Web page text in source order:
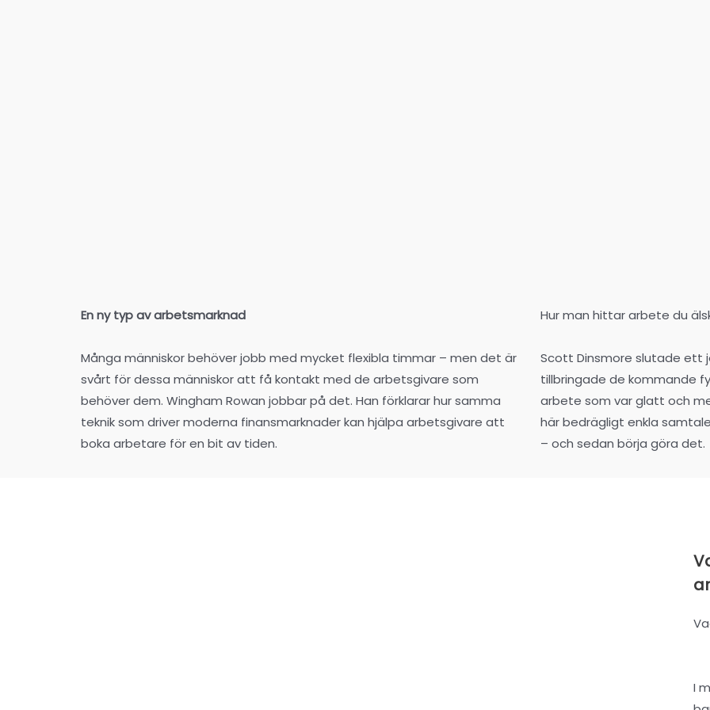
En ny typ av arbetsmarknad
Många människor behöver jobb med mycket flexibla timmar – men det är
svårt för dessa människor att få kontakt med de arbetsgivare som
behöver dem. Wingham Rowan jobbar på det. Han förklarar hur samma
teknik som driver moderna finansmarknader kan hjälpa arbetsgivare att
boka arbetare för en bit av tiden.
Hur man hittar arbete du
Scott Dinsmore slutade ett
tillbringade de kommande
arbete som var glatt och
här bedrägligt enkla
– och sedan börja göra det.
I